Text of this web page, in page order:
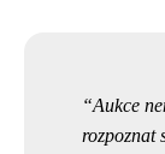
Aukce
rozpoznat